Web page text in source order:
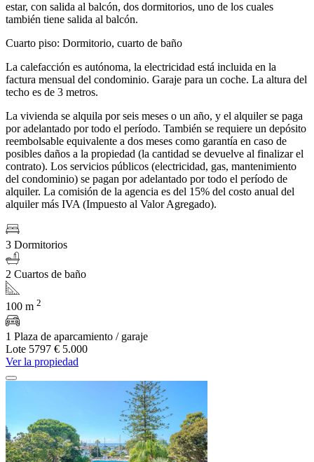
estar, con salida al balcón, dos dormitorios, uno de los cuales
también tiene salida al balcón.
Cuarto piso: Dormitorio, cuarto de baño
La calefacción es autónoma, la electricidad está incluida en la
factura mensual del condominio. Garaje para un coche. La altura del
techo es de 3 metros.
La vivienda se alquila por seis meses o un año, y el alquiler se paga
por adelantado por todo el período. También se requiere un depósito
reembolsable equivalente a dos meses como garantía en caso de
posibles daños a la propiedad (la cantidad se devuelve al finalizar el
contrato). Los servicios públicos (electricidad, gas, mantenimiento
del condominio) se pagan por adelantado por todo el período de
alquiler. La comisión de la agencia es del 15% del costo anual del
alquiler más IVA (Impuesto al Valor Agregado).
3 Dormitorios
2 Cuartos de baño
100 m 2
1 Plaza de aparcamiento / garaje
Lote 5797 € 5.000
Ver la propiedad